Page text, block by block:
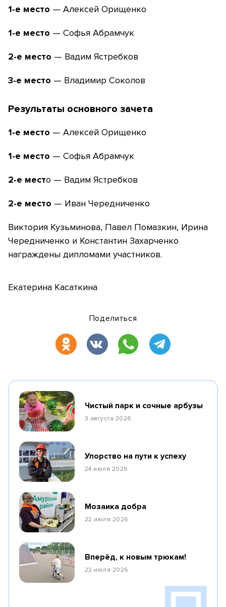
1-е место — Алексей Орищенко
1-е место — Софья Абрамчук
2-е место — Вадим Ястребков
3-е место — Владимир Соколов
Результаты основного зачета
1-е место — Алексей Орищенко
1-е место — Софья Абрамчук
2-е место — Вадим Ястребков
2-е место — Иван Чередниченко
Виктория Кузьминова, Павел Помазкин, Ирина
Чередниченко и Константин Захарченко
награждены дипломами участников.
Екатерина Касаткина
Поделиться
Чистый парк и сочные арбузы
3 августа 2026
Упорство на пути к успеху
24 июля 2026
Мозаика добра
22 июля 2026
Вперёд, к новым трюкам!
22 июля 2026